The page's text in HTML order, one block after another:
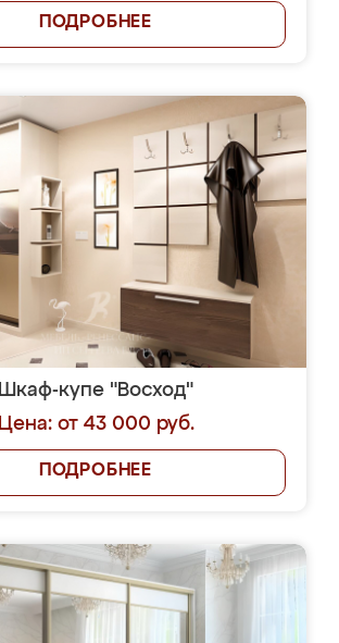
ПОДРОБНЕЕ
Шкаф-купе "Восход"
Цена: от 43 000 руб.
ПОДРОБНЕЕ